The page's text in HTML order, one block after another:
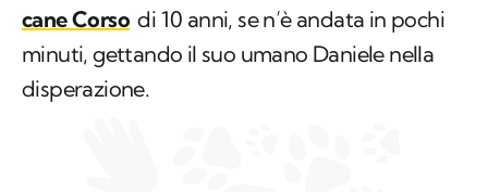
cane Corso di 10 anni, se n’è andata in pochi
minuti, gettando il suo umano Daniele nella
disperazione.